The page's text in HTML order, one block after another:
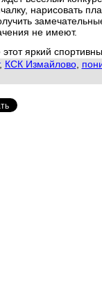
нарисовать
не имеют.
яркий
КСК Измайлово,